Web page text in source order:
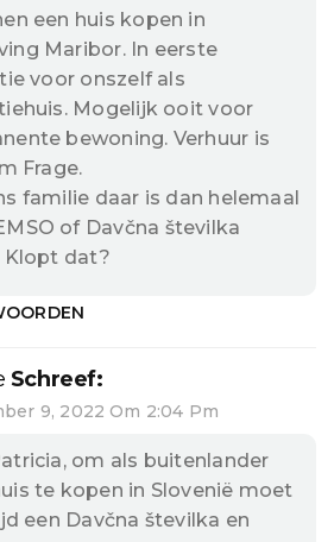
een huis kopen in
Maribor. In eerste
voor onszelf als
Mogelijk ooit voor
bewoning. Verhuur is
Frage.
familie daar is dan helemaal
of Davčna številka
Klopt dat?
Schreef:
9, 2022 Om 2:04 Pm
om als buitenlander
te kopen in Slovenië moet
een Davčna številka en